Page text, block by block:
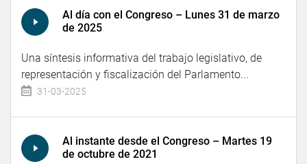
Al día con el Congreso – Lunes 31 de marzo
de 2025
Una síntesis informativa del trabajo legislativo, de
representación y fiscalización del Parlamento...
31-03-2025
Al instante desde el Congreso – Martes 19
de octubre de 2021